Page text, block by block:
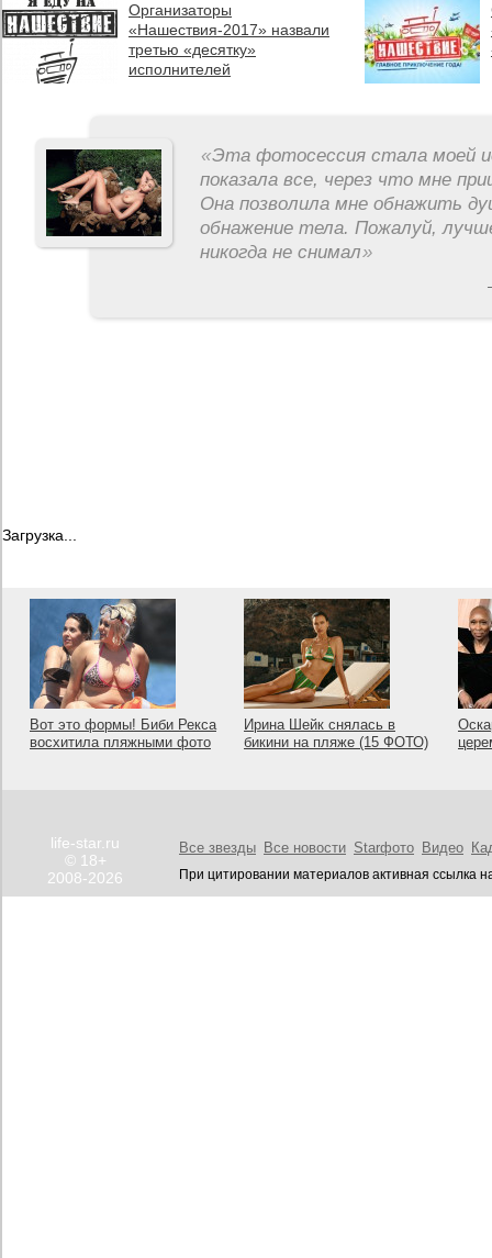
Организаторы
«Нашествия-2017» назвали
третью «десятку»
исполнителей
«Эта фотосессия стала моей
показала все, через что мне
Она позволила мне обнажить
обнажение тела. Пожалуй,
никогда не снимал»
Загрузка...
Вот это формы! Биби Рекса
восхитила пляжными фото
Ирина Шейк снялась в
бикини на пляже (15 ФОТО)
life-star.ru
© 18+
2008-2026
Все звезды Все новости Starфото Видео
При цитировании материалов активная ссылка